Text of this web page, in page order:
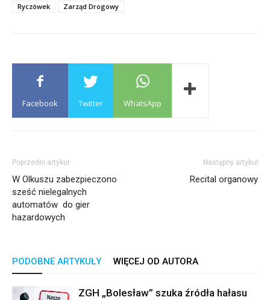
Ryczówek Zarząd Drogowy
Facebook Twitter WhatsApp
Poprzedni artykuł
W Olkuszu zabezpieczono
sześć nielegalnych
automatów do gier
hazardowych
Następny artykuł
Recital organowy
PODOBNE ARTYKUŁY WIĘCEJ OD AUTORA
ZGH „Bolesław” szuka źródła hałasu